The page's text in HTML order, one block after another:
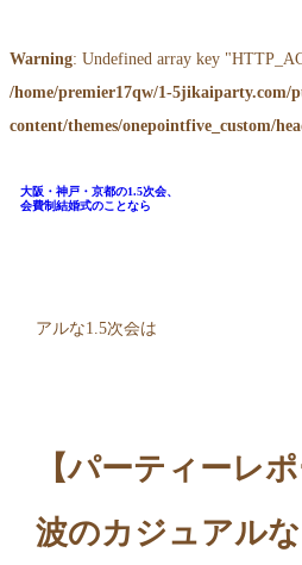
Warning: Undefined array key
/home/premier17qw/1-5jikaiparty.com/
content/themes/onepointfive_custom/
大阪・神戸・京都の1.5次会、
会費制結婚式のことなら
アルな1.5次会は
【パーティーレ
波のカジュアル